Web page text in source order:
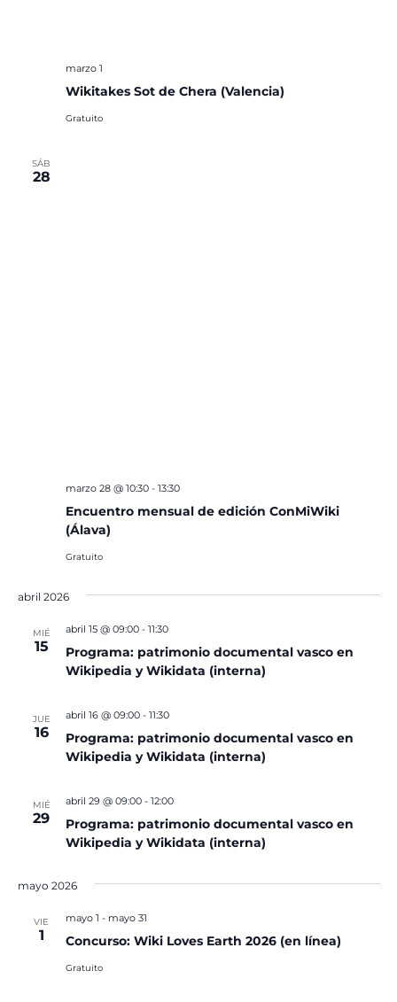
Wikitakes Sot de Chera (Valencia)
marzo 1
Gratuito
SÁB
28
Encuentro mensual de edición ConMiWiki
(Álava)
marzo 28 @ 10:30- 13:30
Gratuito
abril 2026
MIÉ
15
Programa: patrimonio documental vasco en
Wikipedia y Wikidata (interna)
abril 15 @ 09:00- 11:30
JUE
16
Programa: patrimonio documental vasco en
Wikipedia y Wikidata (interna)
abril 16 @ 09:00- 11:30
MIÉ
29
Programa: patrimonio documental vasco en
Wikipedia y Wikidata (interna)
abril 29 @ 09:00- 12:00
mayo 2026
VIE
1 Concurso: Wiki Loves Earth 2026 (en línea)
mayo 1 - mayo 31
Gratuito